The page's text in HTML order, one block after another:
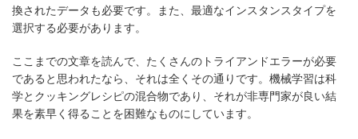
換されたデータも必要です。また、最適なインスタンスタイプを
選択する必要があります。
ここまでの文章を読んで、たくさんのトライアンドエラーが必要
であると思われたなら、それは全くその通りです。機械学習は科
学とクッキングレシピの混合物であり、それが非専門家が良い結
果を素早く得ることを困難なものにしています。